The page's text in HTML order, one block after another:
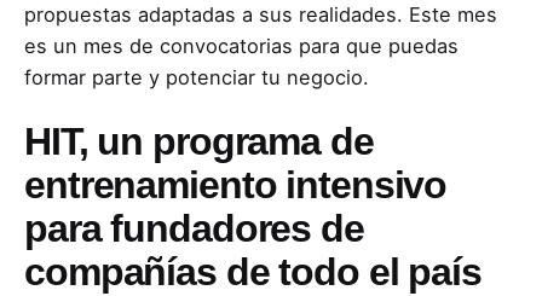
propuestas adaptadas a sus realidades. Este mes
es un mes de convocatorias para que puedas
formar parte y potenciar tu negocio.
HIT, un programa de
entrenamiento intensivo
para fundadores de
compañías de todo el país